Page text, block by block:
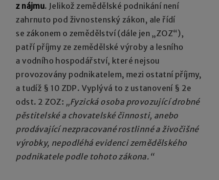
z nájmu. Jelikož zemědělské podnikání není
zahrnuto pod živnostenský zákon, ale řídí
se zákonem o zemědělství (dále jen „ZOZ“),
patří příjmy ze zemědělské výroby a lesního
a vodního hospodářství, které nejsou
provozovány podnikatelem, mezi ostatní příjmy,
a tudíž § 10 ZDP. Vyplývá to z ustanovení § 2e
odst. 2 ZOZ: „Fyzická osoba provozující drobné
pěstitelské a chovatelské činnosti, anebo
prodávající nezpracované rostlinné a živočišné
výrobky, nepodléhá evidenci zemědělského
podnikatele podle tohoto zákona.“